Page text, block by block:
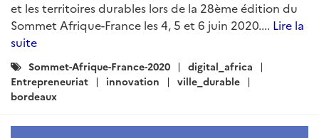
et les territoires durables lors de la 28ème édition du
Sommet Afrique-France les 4, 5 et 6 juin 2020.... Lire la
suite
Catégories
:
Sommet-Afrique-France-2020
digital_africa
Entrepreneuriat
innovation
ville_durable
bordeaux